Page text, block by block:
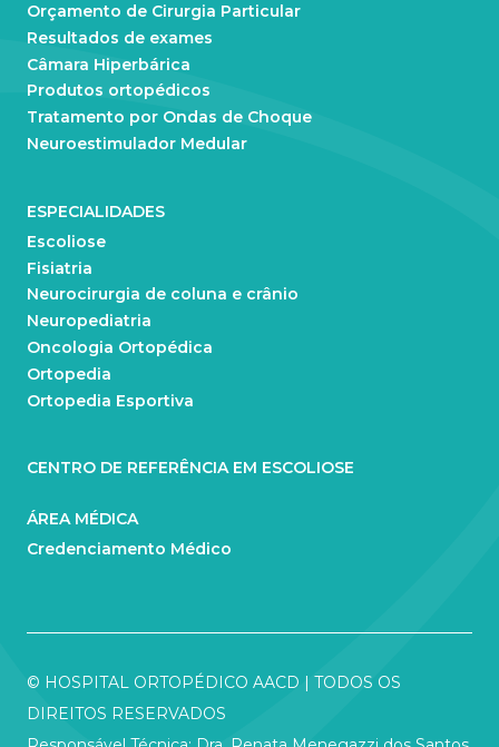
Orçamento de Cirurgia Particular
Resultados de exames
Câmara Hiperbárica
Produtos ortopédicos
Tratamento por Ondas de Choque
Neuroestimulador Medular
ESPECIALIDADES
Escoliose
Fisiatria
Neurocirurgia de coluna e crânio
Neuropediatria
Oncologia Ortopédica
Ortopedia
Ortopedia Esportiva
CENTRO DE REFERÊNCIA EM ESCOLIOSE
ÁREA MÉDICA
Credenciamento Médico
© HOSPITAL ORTOPÉDICO AACD | TODOS OS
DIREITOS RESERVADOS